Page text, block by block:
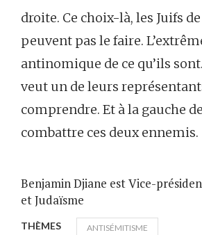
droite. Ce choix-là, les Juifs
peuvent pas le faire.
antinomique de ce qu’ils
veut un de leurs
comprendre. Et à la gauche
combattre ces deux ennemis.
Benjamin Djiane est Vice-
et Judaïsme
THÈMES ANTISÉMITISME